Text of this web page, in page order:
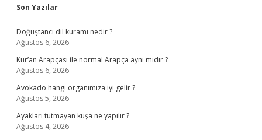
Sidebar
Son Yazılar
Doğuştancı dil kuramı nedir ?
Ağustos 6, 2026
Kur’an Arapçası ile normal Arapça aynı mıdır ?
Ağustos 6, 2026
Avokado hangi organımıza iyi gelir ?
Ağustos 5, 2026
Ayakları tutmayan kuşa ne yapılır ?
Ağustos 4, 2026